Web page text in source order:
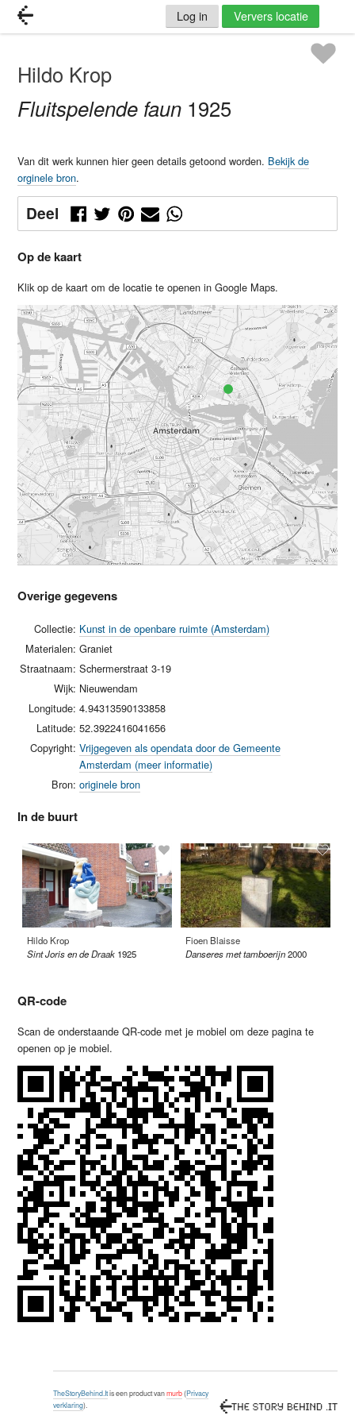
Log in Ververs locatie
Hildo Krop
Fluitspelende faun 1925
Van dit werk kunnen hier geen details getoond worden. Bekijk de
orginele bron.
Deel
Op de kaart
Klik op de kaart om de locatie te openen in Google Maps.
Overige gegevens
Collectie: Kunst in de openbare ruimte (Amsterdam)
Materialen: Graniet
Straatnaam: Schermerstraat 3-19
Wijk: Nieuwendam
Longitude: 4.94313590133858
Latitude: 52.3922416041656
Copyright: Vrijgegeven als opendata door de Gemeente
Amsterdam (meer informatie)
Bron: originele bron
In de buurt
Hildo Krop
Sint Joris en de Draak 1925
Fioen Blaisse
Danseres met tamboerijn2000
QR-code
Scan de onderstaande QR-code met je mobiel om deze pagina te
openen op je mobiel.
TheStoryBehind.Itis een product vanmurb(Privacy
verklaring).